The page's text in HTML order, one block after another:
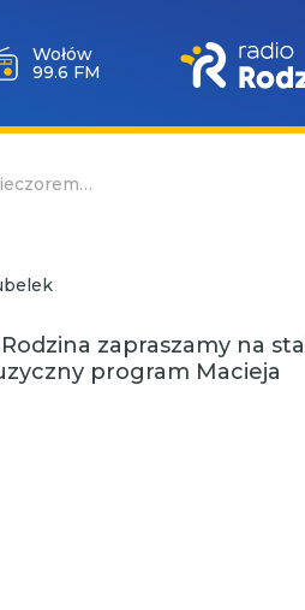
Wołów
99.6 FM
zapraszamy na
program Macieja